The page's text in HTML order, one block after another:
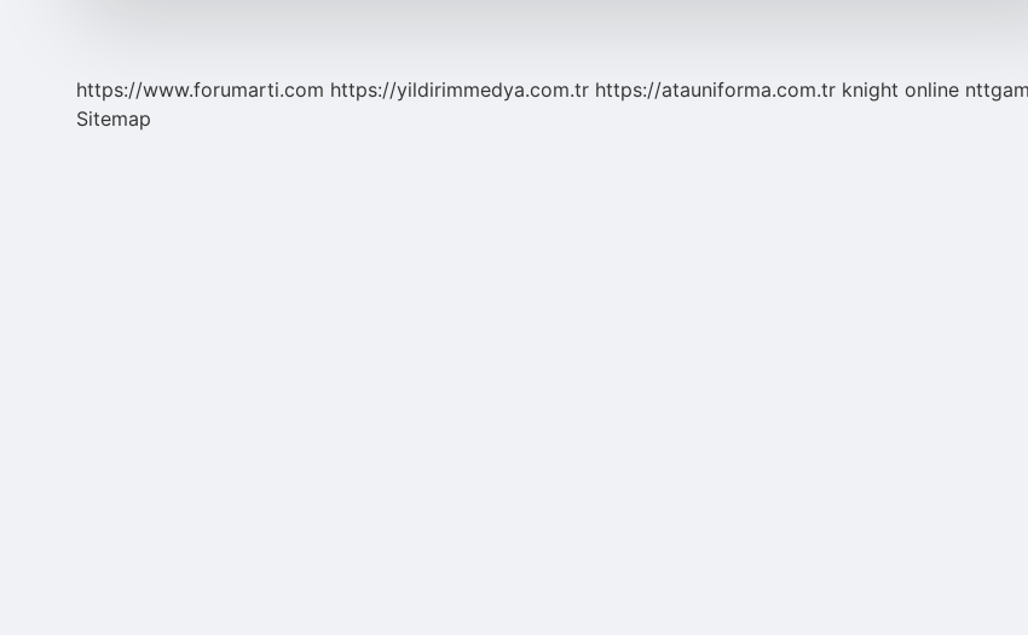
https://www.forumarti.com https://yildirimmedya.com.tr https://atauniforma.com.tr knight online
Sitemap